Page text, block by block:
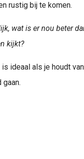
rustig bij te komen.
wat is er nou beter
kijkt?
is ideaal als je houdt
gaan.